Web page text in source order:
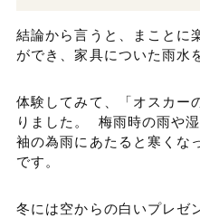
結論から言うと、まことに
ができ、家具についた雨水
体験してみて、「オスカー
りました。 梅雨時の雨や
袖の為雨にあたると寒くな
です。
冬には空からの白いプレゼ